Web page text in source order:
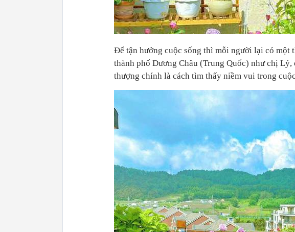
Để tận hưởng cuộc sống thì mỗi người lại có một
thành phố Dương Châu (Trung Quốc) như chị
thượng chính là cách tìm thấy niềm vui trong